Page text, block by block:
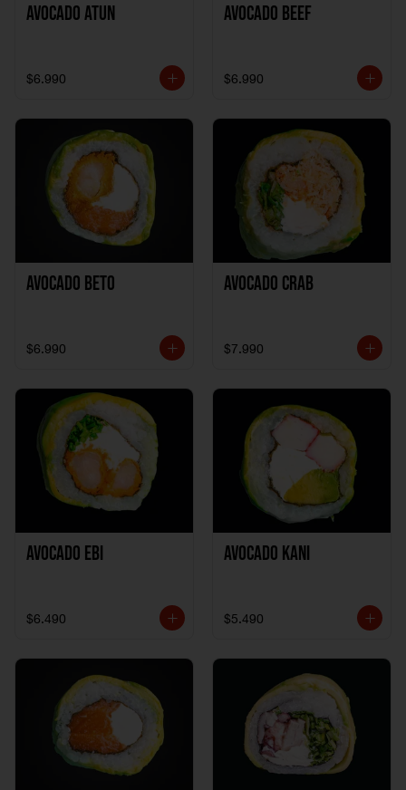
Avocado Atun
$6.990
Avocado Beef
$6.990
Avocado Beto
$6.990
Avocado Crab
$7.990
Avocado Ebi
$6.490
Avocado Kani
$5.490